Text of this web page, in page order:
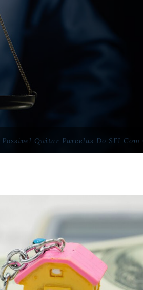
Possível Quitar Parcelas Do SFI Com